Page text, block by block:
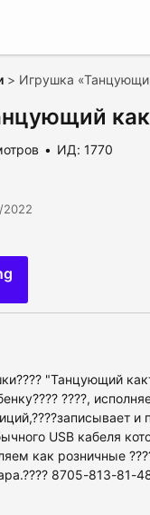
> Игрушка
ИД: 1770
2022
"Танцующий
????,
и
USB кабеля
как розничные
8705-813-81-